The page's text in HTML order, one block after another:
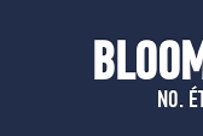
NO.